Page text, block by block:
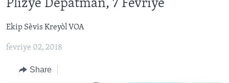
to
main
Navigation
Skip
Search
VIDEO
FLASHPOINT IKRÈN
Learning English
Plizyè Depatman, 7 Fevriye
Ekip Sèvis Kreyòl VOA
fevriye 02, 2018
Share